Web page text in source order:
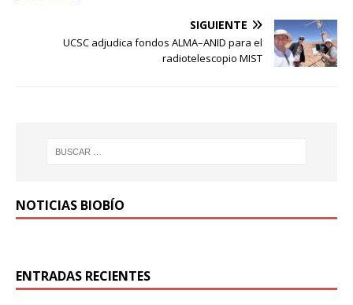
SIGUIENTE
UCSC adjudica fondos ALMA–ANID para el
radiotelescopio MIST
NOTICIAS BIOBÍO
ENTRADAS RECIENTES